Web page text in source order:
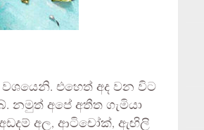
එහෙත් අද වන විට
නමුත් අපේ අතීත ගැමියා
අඩදම් අල, ආටිචෝක්‌, ඇඟිලි